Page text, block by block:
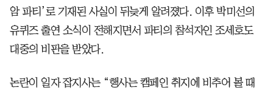
암 파티’로 기재된 사실이 뒤늦게 알려졌다. 이후 박미선의
유퀴즈 출연 소식이 전해지면서 파티의 참석자인 조세호도
대중의 비판을 받았다.
논란이 일자 잡지사는 “행사는 캠페인 취지에 비추어 볼 때